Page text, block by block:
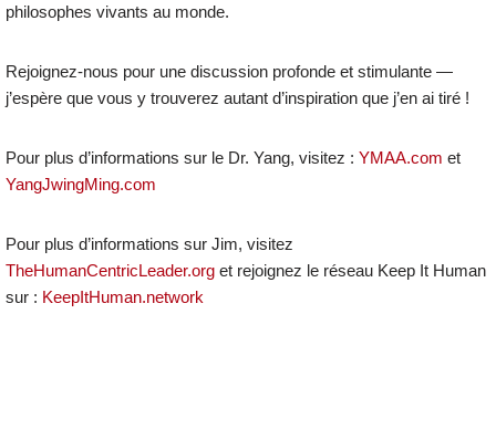
philosophes vivants au monde.
Rejoignez-nous pour une discussion profonde et stimulante —
j’espère que vous y trouverez autant d’inspiration que j’en ai tiré !
Pour plus d’informations sur le Dr. Yang, visitez : YMAA.com et
YangJwingMing.com
Pour plus d’informations sur Jim, visitez
TheHumanCentricLeader.orget rejoignez le réseau Keep It Human
sur : KeepItHuman.network